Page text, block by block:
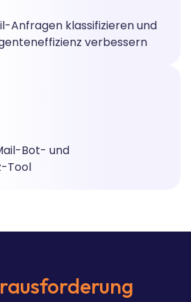
Anfragen klassifizieren und
verbessern
Bot- und
Tool